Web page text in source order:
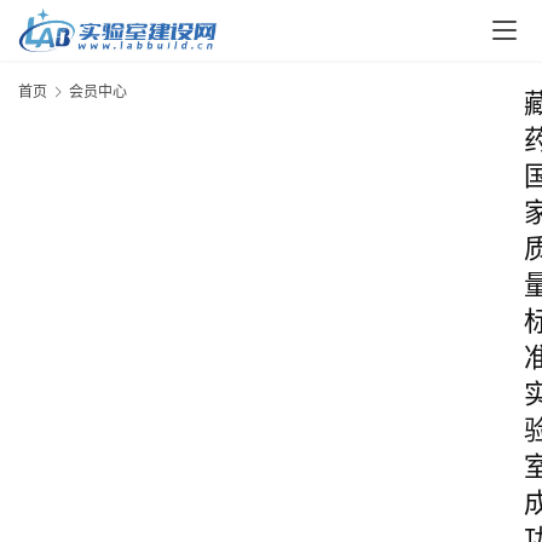
首页 会员中心